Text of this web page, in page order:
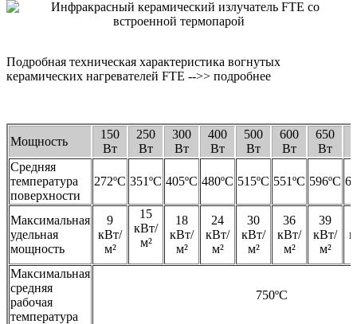
Подробная техническая характеристика вогнутых
керамических нагревателей FTE -->> подробнее
Мощность
150
Вт
250
Вт
300
Вт
400
Вт
500
Вт
600
Вт
650
Вт
Средняя
температура
поверхности
272ºC 351ºC 405ºC 480ºC 515ºC 551ºC 596ºC
Максимальная
удельная
мощность
9
кВт/
м²
15
кВт/
м²
18
кВт/
м²
24
кВт/
м²
30
кВт/
м²
36
кВт/
м²
39
кВт/
м²
Максимальная
средняя
рабочая
температура
750ºC